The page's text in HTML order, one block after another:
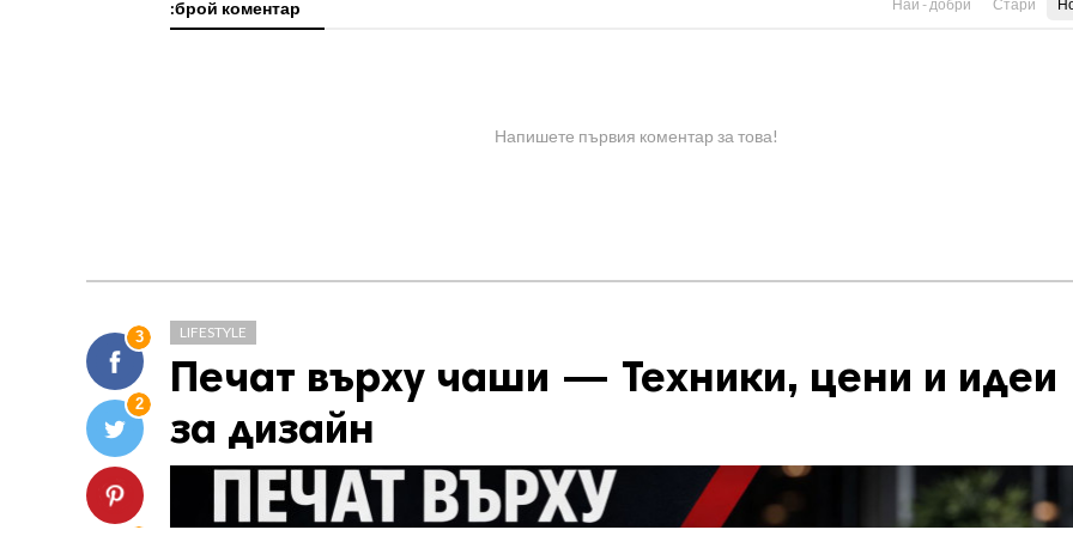
:брой коментар Най - добри Стари
Напишете първия коментар за това!
3
2
LIFESTYLE
Печат върху чаши — Техники, цени и идеи
за дизайн